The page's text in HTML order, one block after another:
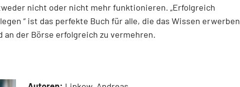
nicht oder nicht mehr funktionieren. „Erfolgreich
“ ist das perfekte Buch für alle, die das Wissen erwerben
an der Börse erfolgreich zu vermehren.